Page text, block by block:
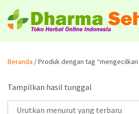
Beranda / Produk dengan tag
Tampilkan hasil tunggal